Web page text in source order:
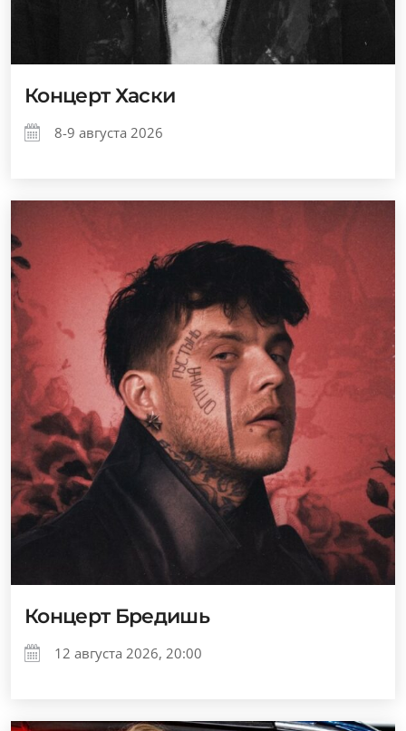
Концерт Хаски
8-9 августа 2026
Концерт Бредишь
12 августа 2026, 20:00